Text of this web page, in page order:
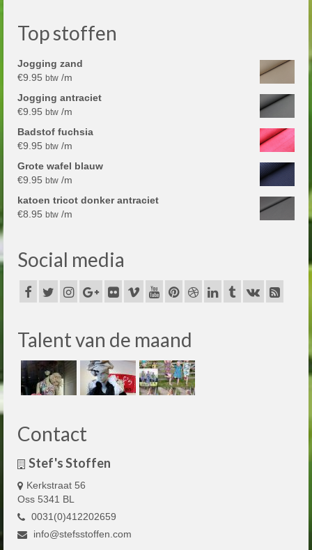
Top stoffen
Jogging zand
€9.95 btw /m
Jogging antraciet
€9.95 btw /m
Badstof fuchsia
€9.95 btw /m
Grote wafel blauw
€9.95 btw /m
katoen tricot donker antraciet
€8.95 btw /m
Social media
Talent van de maand
Contact
Stef's Stoffen
Kerkstraat 56
Oss 5341 BL
0031(0)412202659
info@stefsstoffen.com